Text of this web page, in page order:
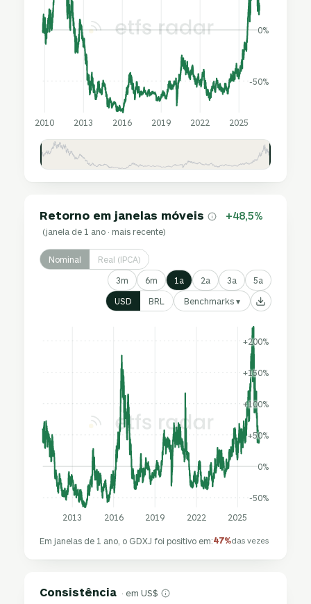
-50%
0%
2010 2013 2016 2019 2022 2025
Retorno em janelas móveis +48,5%
(janela de 1 ano · mais recente)
Nominal Real (IPCA)
3m 6m 1a 2a 3a 5a
USD BRL Benchmarks ▾
-50%
0%
+50%
+100%
+150%
+200%
2013 2016 2019 2022 2025
Em janelas de 1 ano, o GDXJ foi positivo em:47%das vezes
Consistência · em US$